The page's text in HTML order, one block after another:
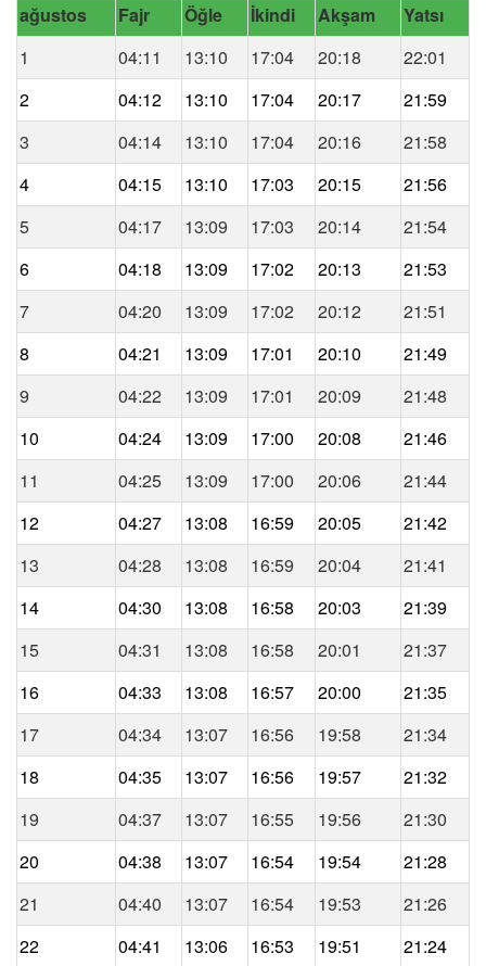
ağustos Fajr Öğle İkindi Akşam
Yatsı
1
04:11 13:10 17:04 20:18
22:01
2
04:12 13:10 17:04 20:17
21:59
3
04:14 13:10 17:04 20:16
21:58
4
04:15 13:10 17:03 20:15
21:56
5
04:17 13:09 17:03 20:14
21:54
6
04:18 13:09 17:02 20:13
21:53
7
04:20 13:09 17:02 20:12
21:51
8
04:21 13:09 17:01 20:10
21:49
9
04:22 13:09 17:01 20:09
21:48
10
04:24 13:09 17:00 20:08
21:46
11
04:25 13:09 17:00 20:06
21:44
12
04:27 13:08 16:59 20:05
21:42
13
04:28 13:08 16:59 20:04
21:41
14
04:30 13:08 16:58 20:03
21:39
15
04:31 13:08 16:58 20:01
21:37
16
04:33 13:08 16:57 20:00
21:35
17
04:34 13:07 16:56 19:58
21:34
18
04:35 13:07 16:56 19:57
21:32
19
04:37 13:07 16:55 19:56
21:30
20
04:38 13:07 16:54 19:54
21:28
21
04:40 13:07 16:54 19:53
21:26
22
04:41 13:06 16:53 19:51 21:24